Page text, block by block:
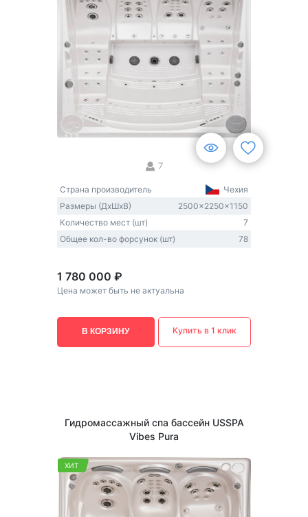
1/3
7
Страна производитель
Чехия
Размеры (ДxШxВ)
2500x2250x1150
Количество мест (шт)
7
Общее кол-во форсунок (шт)
78
1 780 000 ₽
Цена может быть не актуальна
В КОРЗИНУ Купить в 1 клик
Гидромассажный спа бассейн USSPA
Vibes Pura
ХИТ